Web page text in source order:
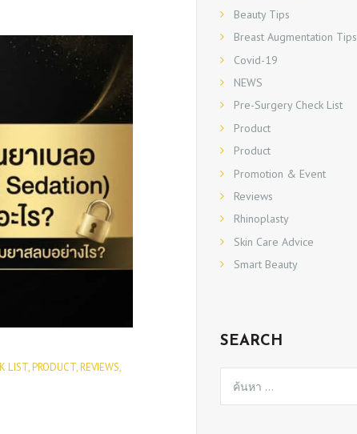
LIST,PRODUCT,REVIEWS,
Beauty Tips
Breast Augmentation Tips
Covid-19
NEWS
Pre-Surgery Check List
Product
Product
Promotion & Event
Reviews
Rhinoplasty
Skin Care Advice
Smart Beauty
SEARCH
สำหรับ: